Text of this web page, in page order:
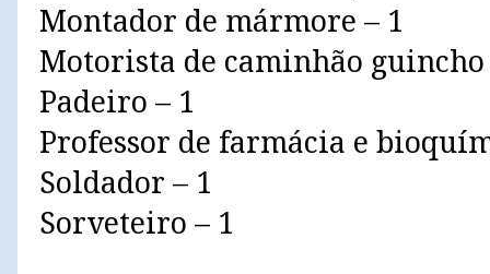
Montador de mármore – 1
Motorista de caminhão guincho
Padeiro – 1
Professor de farmácia e
Soldador – 1
Sorveteiro – 1